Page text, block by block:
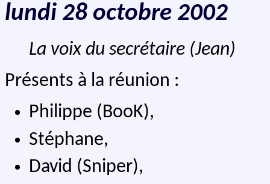
lundi 28 octobre 2002
La voix du secrétaire (Jean)
Présents à la réunion :
Philippe (BooK),
Stéphane,
David (Sniper),